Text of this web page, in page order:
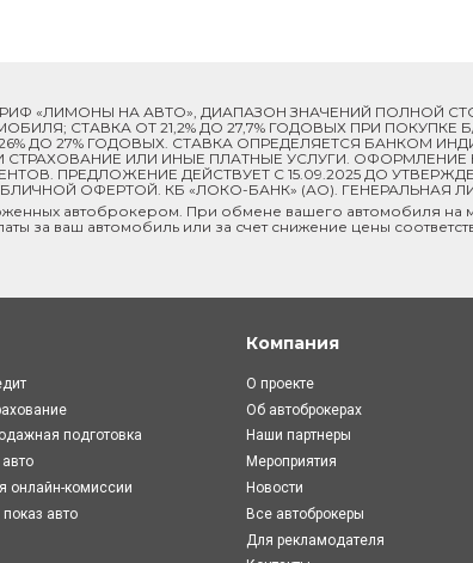
«ЛИМОНЫ НА АВТО», ДИАПАЗОН ЗНАЧЕНИЙ ПОЛНОЙ
СТАВКА ОТ 21,2% ДО 27,7% ГОДОВЫХ ПРИ
ДО 27% ГОДОВЫХ. СТАВКА ОПРЕДЕЛЯЕТСЯ БАНКОМ
ИЛИ ИНЫЕ ПЛАТНЫЕ УСЛУГИ. ОФОРМЛЕНИЕ
ПРЕДЛОЖЕНИЕ ДЕЙСТВУЕТ С 15.09.2025 ДО
ОФЕРТОЙ. КБ «ЛОКО-БАНК» (АО). ГЕНЕРАЛЬНАЯ
автоброкером. При обмене вашего автомобиля на
за ваш автомобиль или за счет снижение цены
подготовка
онлайн-комиcсии
авто
Компания
О проекте
Об автоброкерах
Наши партнеры
Мероприятия
Новости
Все автоброкеры
Для рекламодателя